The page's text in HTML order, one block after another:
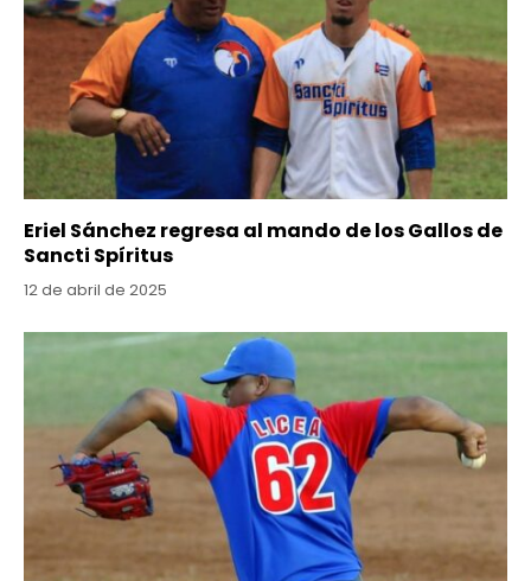
Eriel Sánchez regresa al mando de los Gallos de
Sancti Spíritus
12 de abril de 2025